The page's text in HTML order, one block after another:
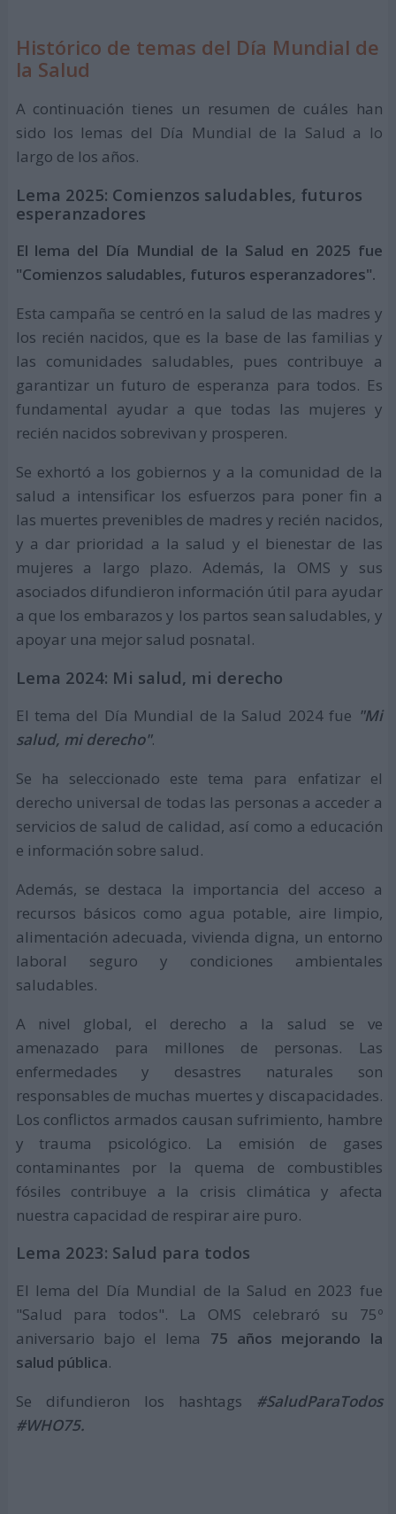
Histórico de temas del Día Mundial de
la Salud
A continuación tienes un resumen de cuáles han
sido los lemas del Día Mundial de la Salud a lo
largo de los años.
Lema 2025: Comienzos saludables, futuros
esperanzadores
El lema del Día Mundial de la Salud en 2025 fue
"Comienzos saludables, futuros esperanzadores".
Esta campaña se centró en la salud de las madres y
los recién nacidos, que es la base de las familias y
las comunidades saludables, pues contribuye a
garantizar un futuro de esperanza para todos. Es
fundamental ayudar a que todas las mujeres y
recién nacidos sobrevivan y prosperen.
Se exhortó a los gobiernos y a la comunidad de la
salud a intensificar los esfuerzos para poner fin a
las muertes prevenibles de madres y recién nacidos,
y a dar prioridad a la salud y el bienestar de las
mujeres a largo plazo. Además, la OMS y sus
asociados difundieron información útil para ayudar
a que los embarazos y los partos sean saludables, y
apoyar una mejor salud posnatal.
Lema 2024: Mi salud, mi derecho
El tema del Día Mundial de la Salud 2024 fue "Mi
salud, mi derecho".
Se ha seleccionado este tema para enfatizar el
derecho universal de todas las personas a acceder a
servicios de salud de calidad, así como a educación
e información sobre salud.
Además, se destaca la importancia del acceso a
recursos básicos como agua potable, aire limpio,
alimentación adecuada, vivienda digna, un entorno
laboral seguro y condiciones ambientales
saludables.
A nivel global, el derecho a la salud se ve
amenazado para millones de personas. Las
enfermedades y desastres naturales son
responsables de muchas muertes y discapacidades.
Los conflictos armados causan sufrimiento, hambre
y trauma psicológico. La emisión de gases
contaminantes por la quema de combustibles
fósiles contribuye a la crisis climática y afecta
nuestra capacidad de respirar aire puro.
Lema 2023: Salud para todos
El lema del Día Mundial de la Salud en 2023 fue
"Salud para todos". La OMS celebraró su 75º
aniversario bajo el lema 75 años mejorando la
salud pública.
Se difundieron los hashtags #SaludParaTodos
#WHO75.